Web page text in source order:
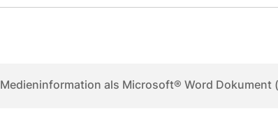
Medieninformation als Microsoft® Word Dokument